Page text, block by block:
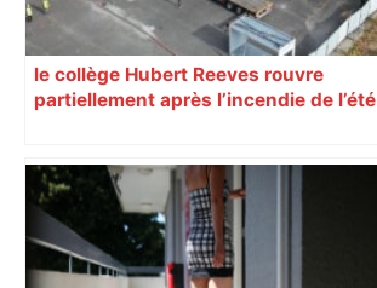
le collège Hubert Reeves rouvre
partiellement après l’incendie de l’été